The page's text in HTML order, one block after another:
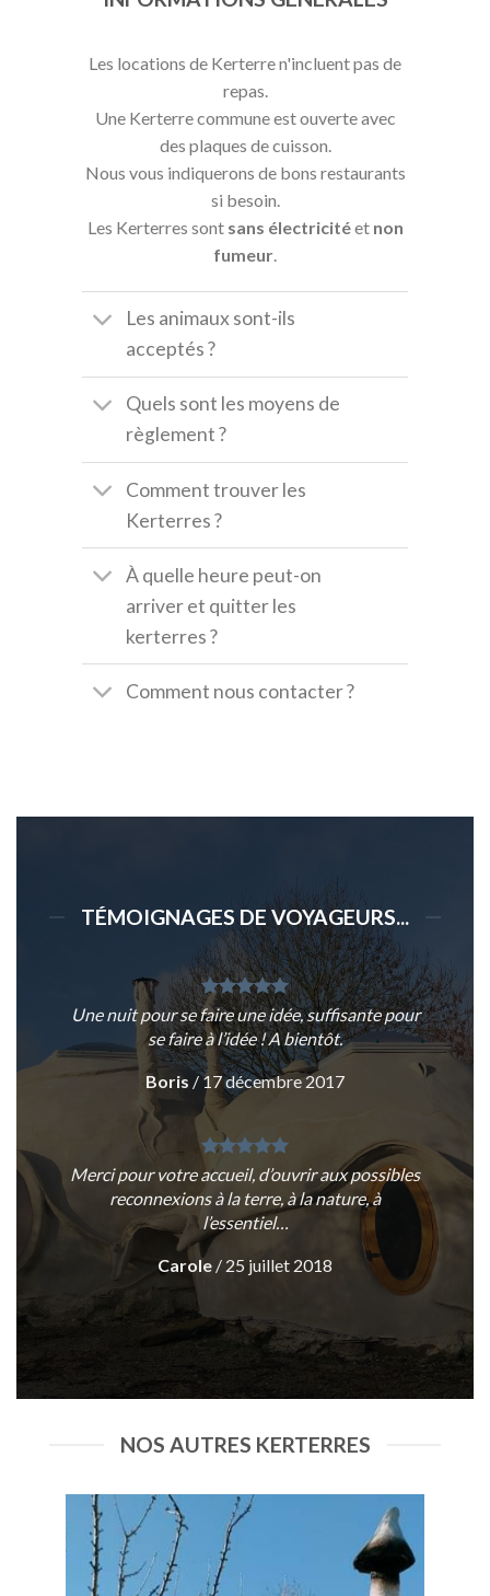
Les locations de Kerterre n'incluent pas de
repas.
Une Kerterre commune est ouverte avec
des plaques de cuisson.
Nous vous indiquerons de bons restaurants
si besoin.
Les Kerterres sont sans électricitéet non
fumeur.
Les animaux sont-ils
acceptés ?
Quels sont les moyens de
règlement ?
Comment trouver les
Kerterres ?
À quelle heure peut-on
arriver et quitter les
kerterres ?
Comment nous contacter ?
TÉMOIGNAGES DE VOYAGEURS...
Une nuit pour se faire une idée, suffisante pour
se faire à l’idée ! A bientôt.
Boris /17 décembre 2017
Merci pour votre accueil, d’ouvrir aux possibles
reconnexions à la terre, à la nature, à
l’essentiel…
Carole / 25 juillet 2018
NOS AUTRES KERTERRES